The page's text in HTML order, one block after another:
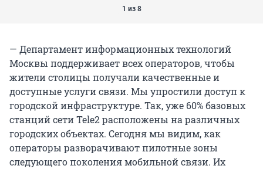
1 из 8
— Департамент информационных технологий
Москвы поддерживает всех операторов, чтобы
жители столицы получали качественные и
доступные услуги связи. Мы упростили доступ к
городской инфраструктуре. Так, уже 60% базовых
станций сети Tele2 расположены на различных
городских объектах. Сегодня мы видим, как
операторы разворачивают пилотные зоны
следующего поколения мобильной связи. Их